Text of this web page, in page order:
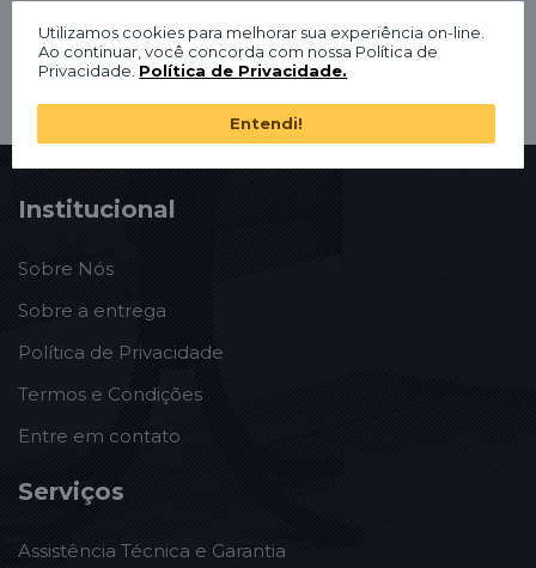
Utilizamos cookies para melhorar sua experiência on-line.
Ao continuar, você concorda com nossa Política de
Privacidade. Política de Privacidade.
Entendi!
Institucional
Sobre Nós
Sobre a entrega
Política de Privacidade
Termos e Condições
Entre em contato
Serviços
Assistência Técnica e Garantia